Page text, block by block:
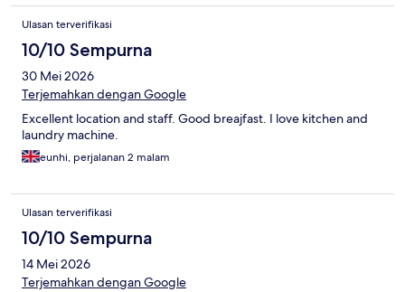
Ulasan terverifikasi
10/10 Sempurna
30 Mei 2026
Terjemahkan dengan Google
Excellent location and staff. Good breajfast. I love kitchen and
laundry machine.
eunhi, perjalanan 2 malam
Ulasan terverifikasi
10/10 Sempurna
14 Mei 2026
Terjemahkan dengan Google